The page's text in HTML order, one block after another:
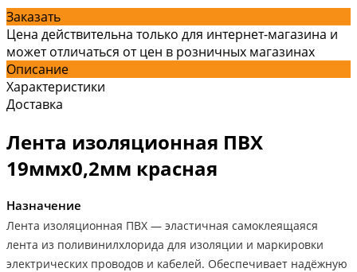
Заказать
Цена действительна только для интернет-магазина и
может отличаться от цен в розничных магазинах
Описание
Характеристики
Доставка
Лента изоляционная ПВХ
19ммх0,2мм красная
Назначение
Лента изоляционная ПВХ — эластичная самоклеящаяся
лента из поливинилхлорида для изоляции и маркировки
электрических проводов и кабелей. Обеспечивает надёжную